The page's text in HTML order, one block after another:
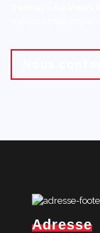
Adresse